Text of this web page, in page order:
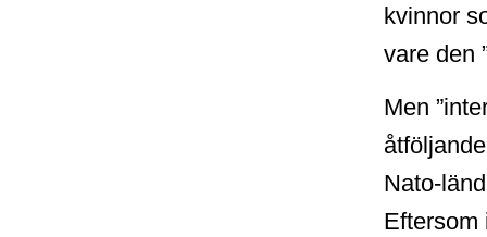
kvinnor
vare den
Men
Nato-
Eftersom